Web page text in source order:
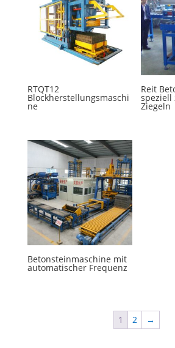
RTQT12
Blockherstellungsmaschi
ne
Reit
speziell
Ziegeln
Betonsteinmaschine mit
automatischer Frequenz
1 2 →